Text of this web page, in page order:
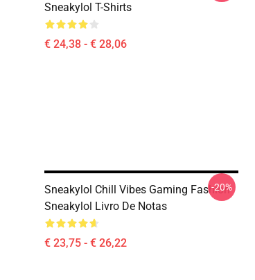
Sneakylol T-Shirts
€ 24,38 - € 28,06
Sneakylol Chill Vibes Gaming Fashion
Sneakylol Livro De Notas
€ 23,75 - € 26,22
-20%